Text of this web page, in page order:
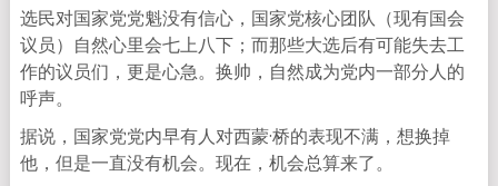
选民对国家党党魁没有信心，国家党核心团队（现有国会
议员）自然心里会七上八下；而那些大选后有可能失去工
作的议员们，更是心急。换帅，自然成为党内一部分人的
呼声。
据说，国家党党内早有人对西蒙·桥的表现不满，想换掉
他，但是一直没有机会。现在，机会总算来了。